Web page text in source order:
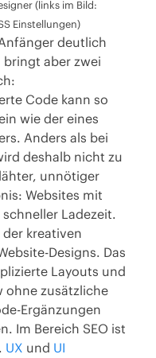
(links im Bild:
Einstellungen)
deutlich
aber zwei
Code kann so
wie der eines
Anders als bei
deshalb nicht zu
unnötiger
Websites mit
Ladezeit.
der kreativen
Designs. Das
Layouts und
ohne zusätzliche
Ergänzungen
Im Bereich SEO ist
UX und UI